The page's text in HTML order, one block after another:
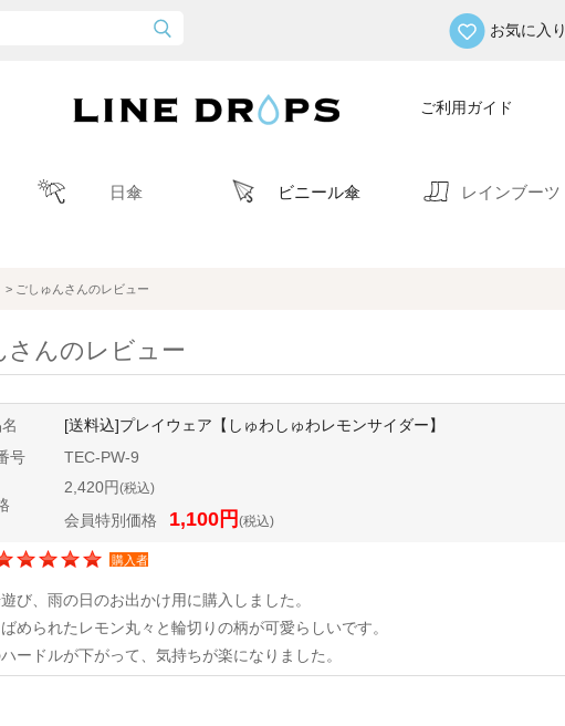
お気に入り
ご利用ガイド
日傘 ビニール傘 レインブーツ
> ごしゅんさんのレビュー
さんのレビュー
[送料込]プレイウェア【しゅわしゅわレモンサイダー】
号
TEC-PW-9
2,420円(税込)
会員特別価格 1,100円 (税込)
購入者
び、雨の日のお出かけ用に購入しました。
められたレモン丸々と輪切りの柄が可愛らしいです。
ードルが下がって、気持ちが楽になりました。